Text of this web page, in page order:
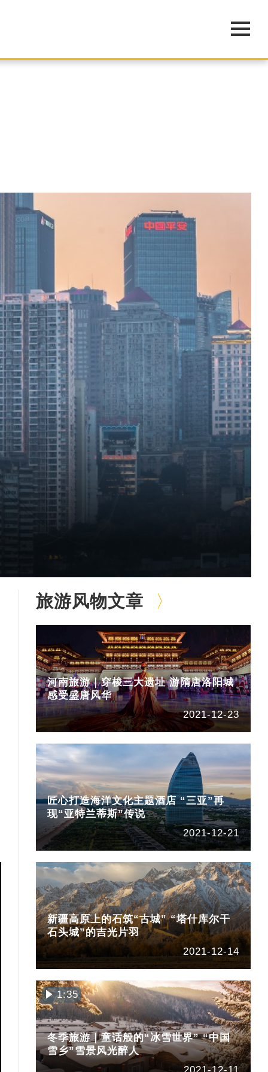
旅游风物文章
河南旅游｜穿梭三大遗址 游隋唐洛阳城
感受盛唐风华
2021-12-23
匠心打造海洋文化主题酒店 “三亚”再
现“亚特兰蒂斯”传说
2021-12-21
新疆高原上的石筑“古城” “塔什库尔干
石头城”的吉光片羽
2021-12-14
1:35
冬季旅游｜童话般的“冰雪世界” “中国
雪乡”雪景风光醉人